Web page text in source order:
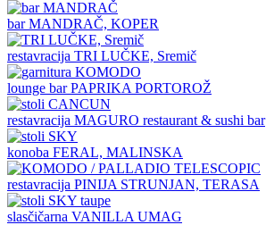
barMANDRAČ, KOPER
restavracija TRI LUČKE, Sremič
lounge barPAPRIKA PORTOROŽ
restavracija MAGURO restaurant & sushi bar
konoba FERAL, MALINSKA
restavracija PINIJA STRUNJAN, TERASA
slasčičarna VANILLA UMAG